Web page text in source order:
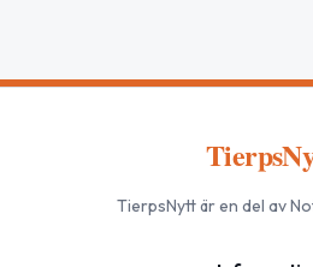
TierpsNyttär en del av